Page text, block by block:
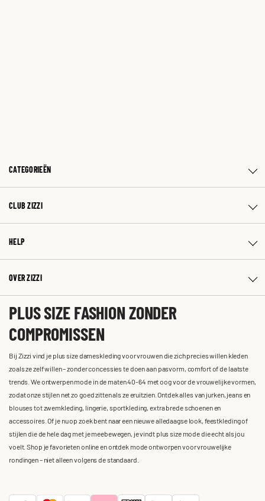
CATEGORIEËN
CLUB ZIZZI
HELP
OVER ZIZZI
PLUS SIZE FASHION ZONDER
COMPROMISSEN
Bij Zizzi vind je plus size dameskleding voor vrouwen die zich precies willen kleden
zoals ze zelf willen – zonder concessies te doen aan pasvorm, comfort of de laatste
trends. We ontwerpen mode in de maten 40-64 met oog voor de vrouwelijke vormen,
zodat onze stijlen net zo goed zitten als ze eruitzien. Ontdek alles van jurken, jeans en
blouses tot zwemkleding, lingerie, sportkleding, extra brede schoenen en
accessoires. Of je nu op zoek bent naar een nieuwe alledaagse look, feestkleding of
stijlen die de hele dag met je meebewegen, je vindt plus size mode die echt als jou
voelt. Shop je favorieten online en ontdek mode ontworpen voor vrouwelijke
rondingen – niet alleen volgens de standaard.